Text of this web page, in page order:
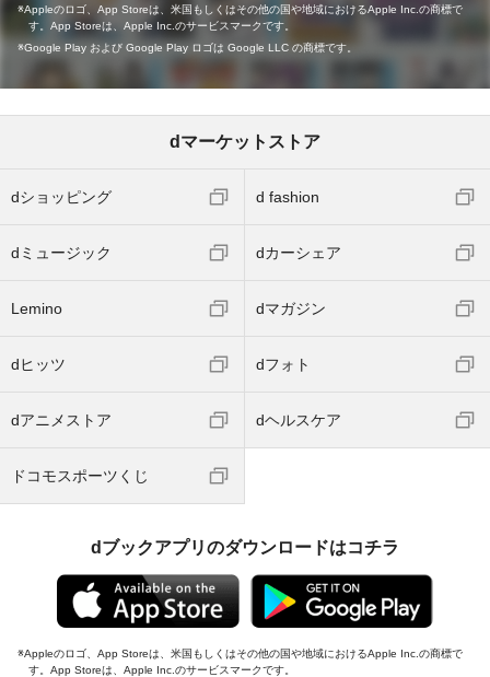
Appleのロゴ、App Storeは、米国もしくはその他の国や地域におけるApple Inc.の商標で
す。App Storeは、Apple Inc.のサービスマークです。
Google Play および Google Play ロゴは Google LLC の商標です。
dマーケットストア
dショッピング d fashion
dミュージック dカーシェア
Lemino dマガジン
dヒッツ dフォト
dアニメストア dヘルスケア
ドコモスポーツくじ
dブックアプリのダウンロードはコチラ
Appleのロゴ、App Storeは、米国もしくはその他の国や地域におけるApple Inc.の商標で
す。App Storeは、Apple Inc.のサービスマークです。